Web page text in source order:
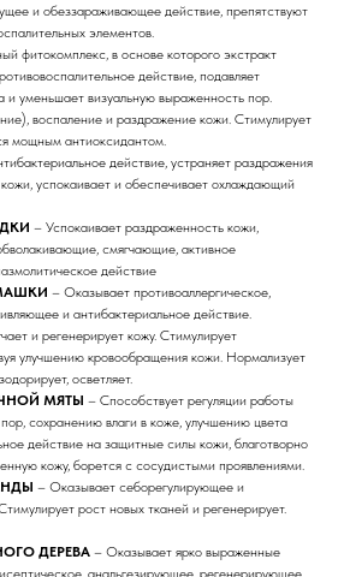
и обеззараживающее действие, препятствуют
элементов.
фитокомплекс, в основе которого экстракт
действие, подавляет
и уменьшает визуальную выраженность пор.
воспаление и раздражение кожи. Стимулирует
мощным антиоксидантом.
действие, устраняет раздражения
успокаивает и обеспечивает охлаждающий
– Успокаивает раздраженность кожи,
смягчающие, активное
действие
– Оказывает противоаллергическое,
и антибактериальное действие.
и регенерирует кожу. Стимулирует
улучшению кровообращения кожи. Нормализует
осветляет.
МЯТЫ – Способствует регуляции работы
сохранению влаги в коже, улучшению цвета
действие на защитные силы кожи, благотворно
кожу, борется с сосудистыми проявлениями.
– Оказывает себорегулирующее и
рост новых тканей и регенерирует.
ДЕРЕВА – Оказывает ярко выраженные
анальгезирующее, регенерирующее,